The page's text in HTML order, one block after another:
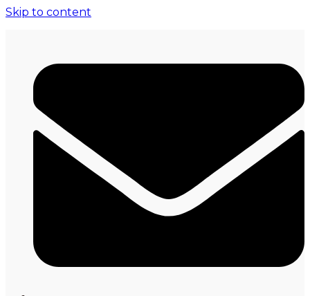
Skip to content